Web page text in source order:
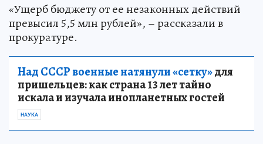
«Ущерб бюджету от ее незаконных действий
превысил 5,5 млн рублей», – рассказали в
прокуратуре.
Над СССР военные натянули «сетку»для
пришельцев: как страна 13 лет тайно
искала и изучала инопланетных гостей
НАУКА